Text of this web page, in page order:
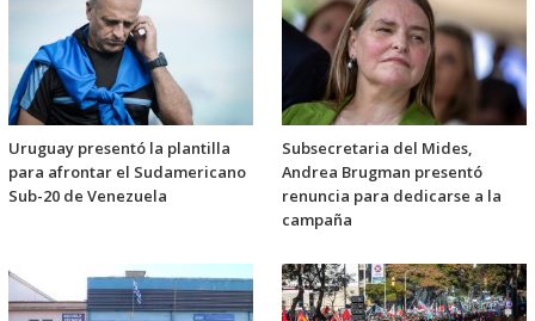
Uruguay presentó la plantilla
para afrontar el Sudamericano
Sub-20 de Venezuela
Subsecretaria del Mides,
Andrea Brugman presentó
renuncia para dedicarse a la
campaña